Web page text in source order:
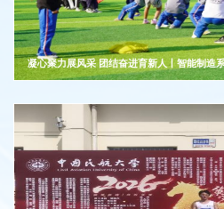
凝心聚力展风采 团结奋进育新人丨智能制造